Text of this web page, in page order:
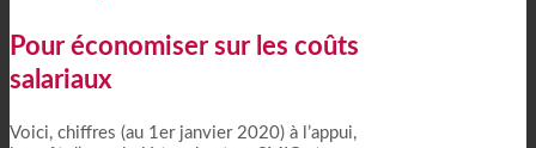
Pour économiser sur les coûts
salariaux
Voici, chiffres (au 1er janvier 2020) à l’appui,